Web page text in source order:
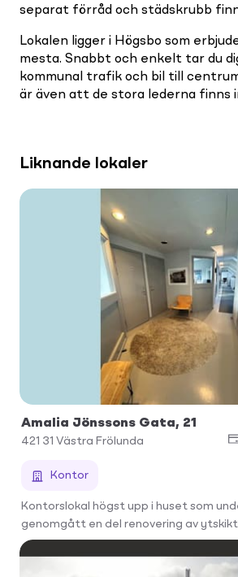
separat förråd och städskrubb
Lokalen ligger i Högsbo som
mesta. Snabbt och enkelt tar du
kommunal trafik och bil till
är även att de stora lederna finns
Liknande lokaler
Amalia Jönssons Gata, 21
421 31 Västra Frölunda
Kontor
Kontorslokal högst upp i huset som
genomgått en del renovering av